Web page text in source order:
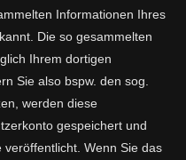
Informationen Ihres
Die so gesammelten
Ihrem dortigen
Sie also bspw. den sog.
werden diese
gespeichert und
Wenn Sie das